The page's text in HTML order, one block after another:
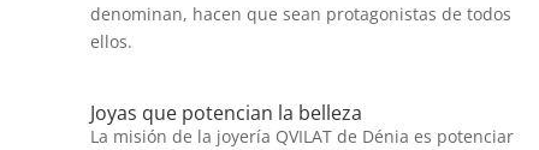
denominan, hacen que sean protagonistas de todos
ellos.
Joyas que potencian la belleza
La misión de la joyería QVILAT de Dénia es potenciar